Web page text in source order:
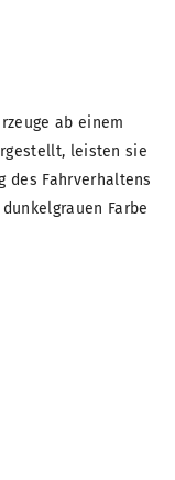
ab einem
leisten sie
des Fahrverhaltens
Farbe